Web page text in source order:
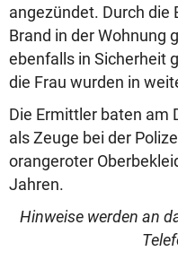
angezündet. Durch die
Brand in der Wohnung
ebenfalls in Sicherheit
die Frau wurden in
Die Ermittler baten am
als Zeuge bei der
orangeroter
Jahren.
Hinweise werden an